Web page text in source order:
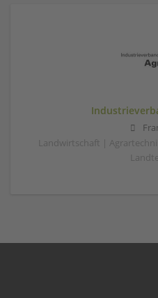
Landwirtschaft |